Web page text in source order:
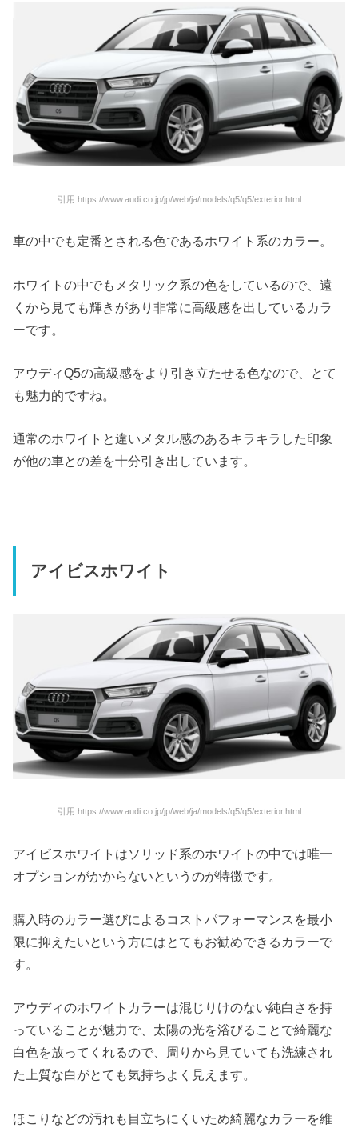
引用:https://www.audi.co.jp/jp/web/ja/models/q5/q5/exterior.html
車の中でも定番とされる色であるホワイト系のカラー。
ホワイトの中でもメタリック系の色をしているので、遠
くから見ても輝きがあり非常に高級感を出しているカラ
ーです。
アウディQ5の高級感をより引き立たせる色なので、とて
も魅力的ですね。
通常のホワイトと違いメタル感のあるキラキラした印象
が他の車との差を十分引き出しています。
アイビスホワイト
引用:https://www.audi.co.jp/jp/web/ja/models/q5/q5/exterior.html
アイビスホワイトはソリッド系のホワイトの中では唯一
オプションがかからないというのが特徴です。
購入時のカラー選びによるコストパフォーマンスを最小
限に抑えたいという方にはとてもお勧めできるカラーで
す。
アウディのホワイトカラーは混じりけのない純白さを持
っていることが魅力で、太陽の光を浴びることで綺麗な
白色を放ってくれるので、周りから見ていても洗練され
た上質な白がとても気持ちよく見えます。
ほこりなどの汚れも目立ちにくいため綺麗なカラーを維